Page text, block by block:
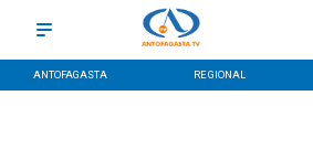
ANTOFAGASTA REGIONAL